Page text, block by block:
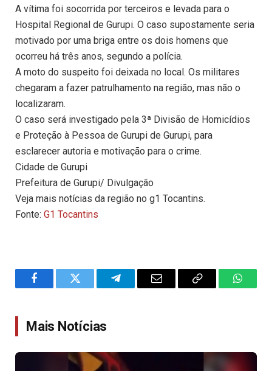
A vítima foi socorrida por terceiros e levada para o
Hospital Regional de Gurupi. O caso supostamente seria
motivado por uma briga entre os dois homens que
ocorreu há três anos, segundo a polícia.
A moto do suspeito foi deixada no local. Os militares
chegaram a fazer patrulhamento na região, mas não o
localizaram.
O caso será investigado pela 3ª Divisão de Homicídios
e Proteção à Pessoa de Gurupi de Gurupi, para
esclarecer autoria e motivação para o crime.
Cidade de Gurupi
Prefeitura de Gurupi/ Divulgação
Veja mais notícias da região no g1 Tocantins.
Fonte: G1 Tocantins
FacebookTwitter TelegramEmail
Copy
Mais Notícias